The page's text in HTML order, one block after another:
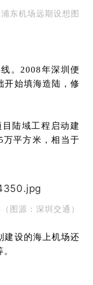
浦东机场远期设想图
。2008年深圳便
开始填海造陆，修
陆域工程启动建
万平方米，相当于
图源：深圳交通）
建设的海上机场还
。